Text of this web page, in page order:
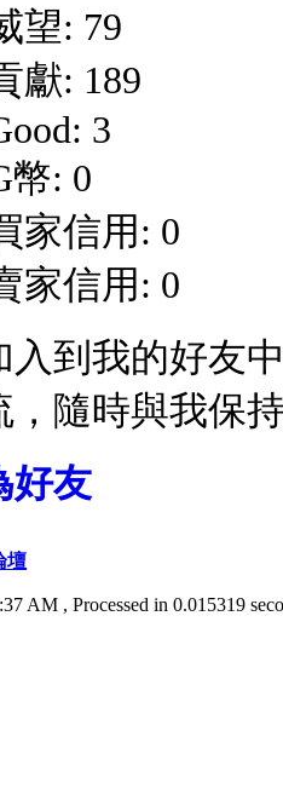
望: 79
獻: 189
3
幣: 0
家信用: 0
家信用: 0
入到我的好友
，隨時與我保
好友
壇
AM , Processed in 0.015319